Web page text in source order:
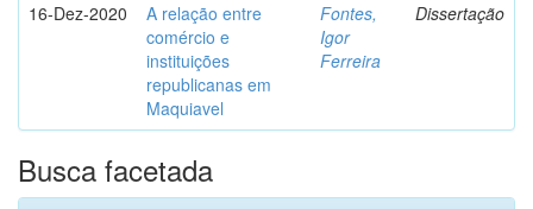
16-Dez-2020
A relação entre
comércio e
instituições
republicanas em
Maquiavel
Fontes,
Igor
Ferreira
Dissertação
Busca facetada